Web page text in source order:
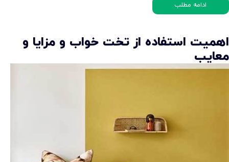
ادامه مطلب
اهمیت استفاده از تخت خواب و مزایا و
معایب